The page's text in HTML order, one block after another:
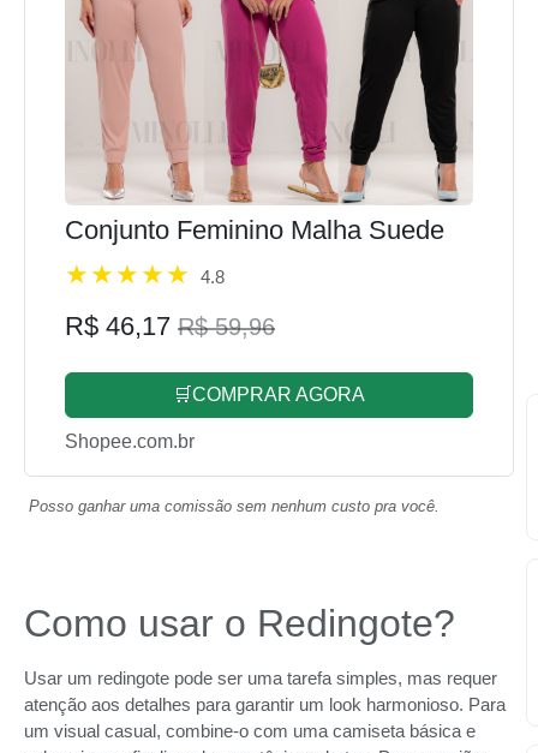
Conjunto Feminino Malha Suede
4.8
R$ 46,17 R$ 59,96
🛒COMPRAR AGORA
Shopee.com.br
Posso ganhar uma comissão sem nenhum custo pra você.
Como usar o Redingote?
Usar um redingote pode ser uma tarefa simples, mas requer
atenção aos detalhes para garantir um look harmonioso. Para
um visual casual, combine-o com uma camiseta básica e